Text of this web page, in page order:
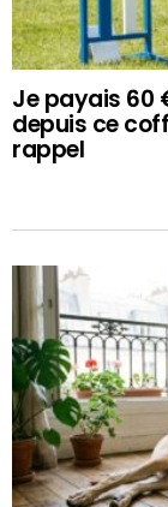
Je payais 60
depuis ce
rappel